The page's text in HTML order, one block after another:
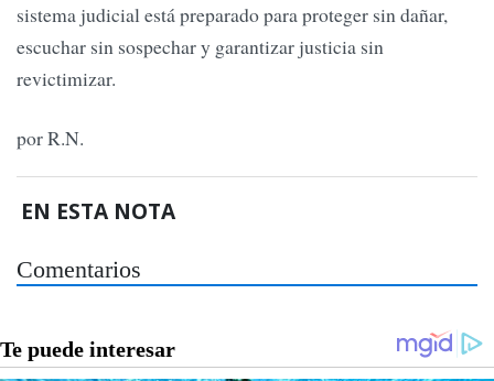
sistema judicial está preparado para proteger sin dañar,
escuchar sin sospechar y garantizar justicia sin
revictimizar.
por R.N.
EN ESTA NOTA
Comentarios